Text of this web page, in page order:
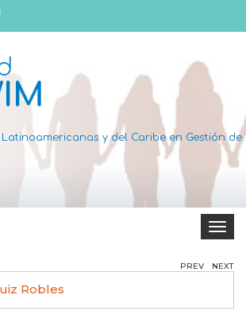
Latinoamericanas y del Caribe en Gestión de
Toggle
Robles
PREV NEXT